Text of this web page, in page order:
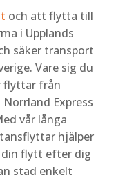
och att flytta till
i Upplands
säker transport
Vare sig du
flyttar från
Express
vår långa
hjälper
din flytt efter dig
stad enkelt